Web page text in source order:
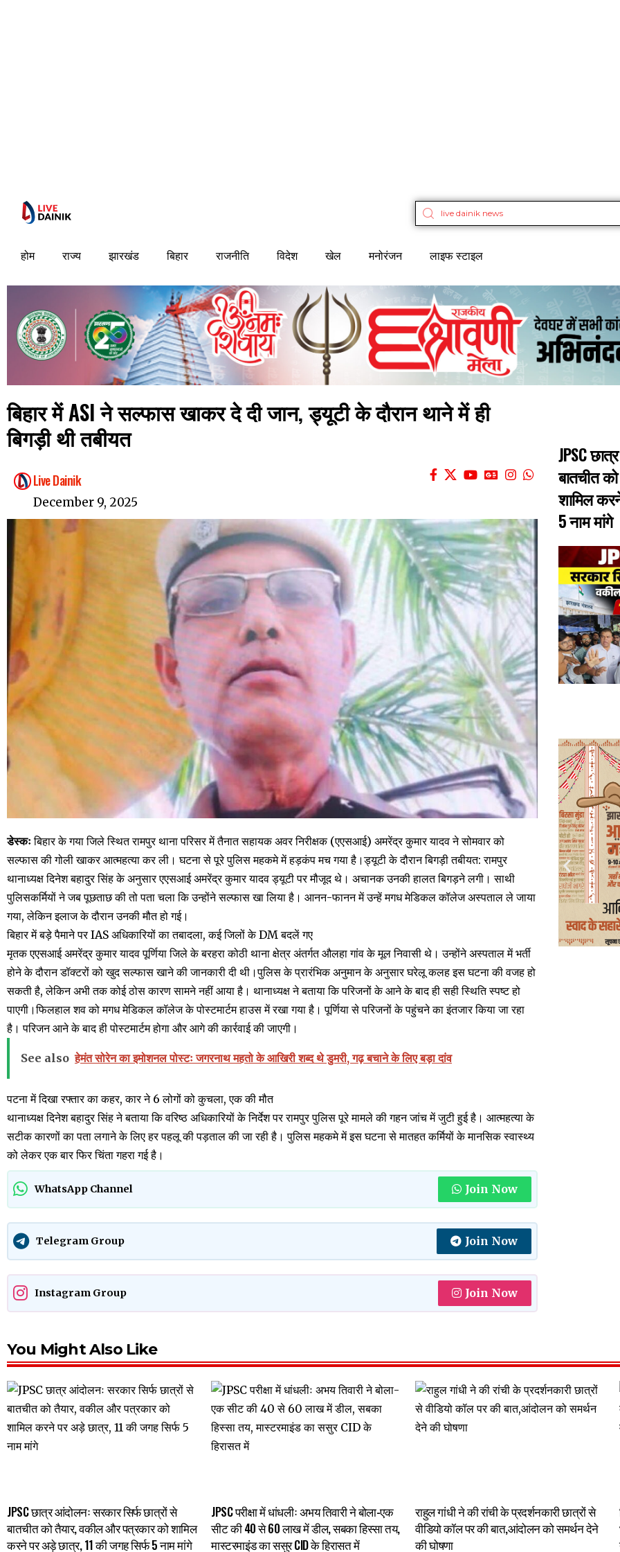
होम राज्य झारखंड बिहार राजनीति विदेश खेल मनोरंजन लाइफ स्टाइल
बिहार में ASI ने सल्फास खाकर दे दी जान, ड्यूटी के दौरान थाने में ही
बिगड़ी थी तबीयत
Live Dainik
December 9, 2025
डेस्कःबिहार के गया जिले स्थित रामपुर थाना परिसर में तैनात सहायक अवर निरीक्षक (एएसआई) अमरेंद्र कुमार यादव ने सोमवार को
सल्फास की गोली खाकर आत्महत्या कर ली। घटना से पूरे पुलिस महकमे में हड़कंप मच गया है।ड्यूटी के दौरान बिगड़ी तबीयत: रामपुर
थानाध्यक्ष दिनेश बहादुर सिंह के अनुसार एएसआई अमरेंद्र कुमार यादव ड्यूटी पर मौजूद थे। अचानक उनकी हालत बिगड़ने लगी। साथी
पुलिसकर्मियों ने जब पूछताछ की तो पता चला कि उन्होंने सल्फास खा लिया है। आनन-फानन में उन्हें मगध मेडिकल कॉलेज अस्पताल ले जाया
गया, लेकिन इलाज के दौरान उनकी मौत हो गई।
बिहार में बड़े पैमाने पर IAS अधिकारियों का तबादला, कई जिलों के DM बदलें गए
मृतक एएसआई अमरेंद्र कुमार यादव पूर्णिया जिले के बरहरा कोठी थाना क्षेत्र अंतर्गत औलहा गांव के मूल निवासी थे। उन्होंने अस्पताल में भर्ती
होने के दौरान डॉक्टरों को खुद सल्फास खाने की जानकारी दी थी।पुलिस के प्रारंभिक अनुमान के अनुसार घरेलू कलह इस घटना की वजह हो
सकती है, लेकिन अभी तक कोई ठोस कारण सामने नहीं आया है। थानाध्यक्ष ने बताया कि परिजनों के आने के बाद ही सही स्थिति स्पष्ट हो
पाएगी।फिलहाल शव को मगध मेडिकल कॉलेज के पोस्टमार्टम हाउस में रखा गया है। पूर्णिया से परिजनों के पहुंचने का इंतजार किया जा रहा
है। परिजन आने के बाद ही पोस्टमार्टम होगा और आगे की कार्रवाई की जाएगी।
See also हेमंत सोरेन का इमोशनल पोस्टः जगरनाथ महतो के आखिरी शब्द थे डुमरी, गढ़ बचाने के लिए बड़ा दांव
पटना में दिखा रफ्तार का कहर, कार ने 6 लोगों को कुचला, एक की मौत
थानाध्यक्ष दिनेश बहादुर सिंह ने बताया कि वरिष्ठ अधिकारियों के निर्देश पर रामपुर पुलिस पूरे मामले की गहन जांच में जुटी हुई है। आत्महत्या के
सटीक कारणों का पता लगाने के लिए हर पहलू की पड़ताल की जा रही है। पुलिस महकमे में इस घटना से मातहत कर्मियों के मानसिक स्वास्थ्य
को लेकर एक बार फिर चिंता गहरा गई है।
WhatsApp Channel Join Now
Telegram Group Join Now
Instagram Group Join Now
JPSC
बातचीत
शामिल
5 नाम मांगे
You Might Also Like
JPSC छात्र आंदोलनः सरकार सिर्फ छात्रों से
बातचीत को तैयार, वकील और पत्रकार को शामिल
करने पर अड़े छात्र, 11 की जगह सिर्फ 5 नाम मांगे
JPSC परीक्षा में धांधलीः अभय तिवारी ने बोला-एक
सीट की 40 से 60 लाख में डील, सबका हिस्सा तय,
मास्टरमाइंड का ससुर CID के हिरासत में
राहुल गांधी ने की रांची के प्रदर्शनकारी छात्रों से
वीडियो कॉल पर की बात,आंदोलन को समर्थन देने
की घोषणा